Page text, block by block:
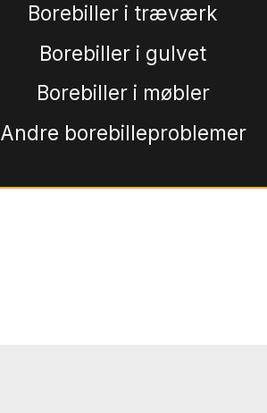
Borebiller i træværk
Borebiller i gulvet
Borebiller i møbler
Andre borebilleproblemer